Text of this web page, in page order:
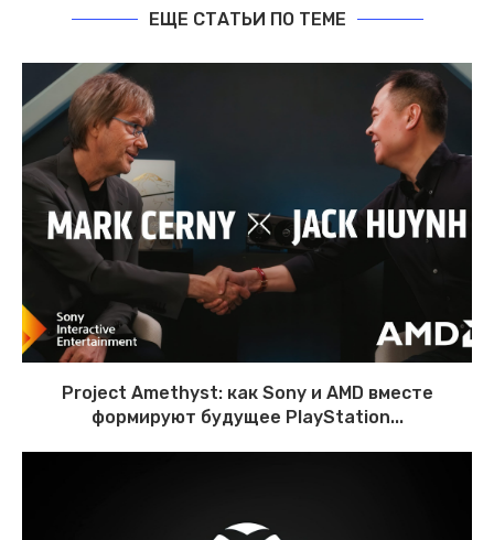
ЕЩЕ СТАТЬИ ПО ТЕМЕ
Project Amethyst: как Sony и AMD вместе
формируют будущее PlayStation...